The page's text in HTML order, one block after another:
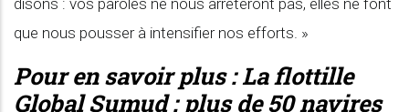
disons : vos paroles ne nous arrêteront pas, elles ne font
que nous pousser à intensifier nos efforts. »
Pour en savoir plus :La flottille
Global Sumud : plus de 50 navires